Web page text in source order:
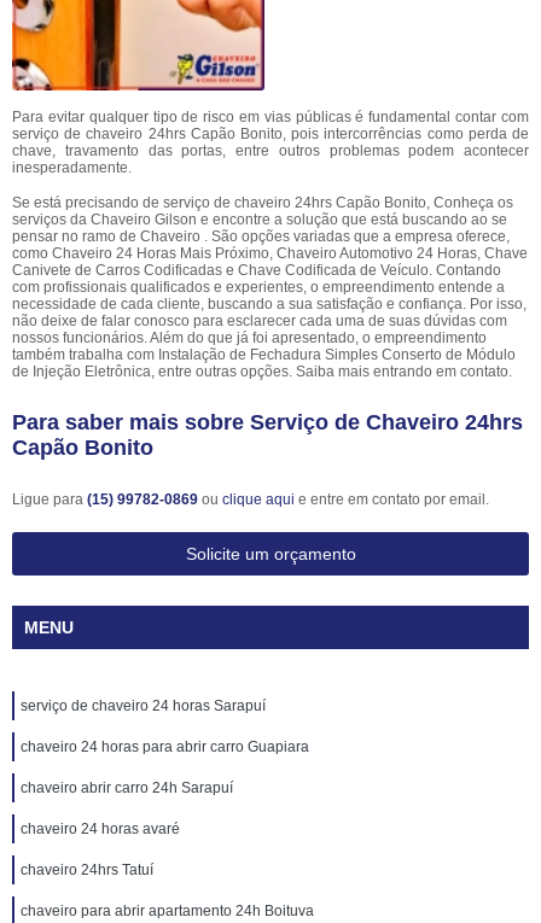
Para evitar qualquer tipo de risco em vias públicas é fundamental contar com
serviço de chaveiro 24hrs Capão Bonito, pois intercorrências como perda de
chave, travamento das portas, entre outros problemas podem acontecer
inesperadamente.
Se está precisando de serviço de chaveiro 24hrs Capão Bonito, Conheça os
serviços da Chaveiro Gilson e encontre a solução que está buscando ao se
pensar no ramo de Chaveiro . São opções variadas que a empresa oferece,
como Chaveiro 24 Horas Mais Próximo, Chaveiro Automotivo 24 Horas, Chave
Canivete de Carros Codificadas e Chave Codificada de Veículo. Contando
com profissionais qualificados e experientes, o empreendimento entende a
necessidade de cada cliente, buscando a sua satisfação e confiança. Por isso,
não deixe de falar conosco para esclarecer cada uma de suas dúvidas com
nossos funcionários. Além do que já foi apresentado, o empreendimento
também trabalha com Instalação de Fechadura Simples Conserto de Módulo
de Injeção Eletrônica, entre outras opções. Saiba mais entrando em contato.
Para saber mais sobre Serviço de Chaveiro 24hrs
Capão Bonito
Ligue para (15) 99782-0869 ou clique aqui e entre em contato por email.
Solicite um orçamento
MENU
serviço de chaveiro 24 horas Sarapuí
chaveiro 24 horas para abrir carro Guapiara
chaveiro abrir carro 24h Sarapuí
chaveiro 24 horas avaré
chaveiro 24hrs Tatuí
chaveiro para abrir apartamento 24h Boituva